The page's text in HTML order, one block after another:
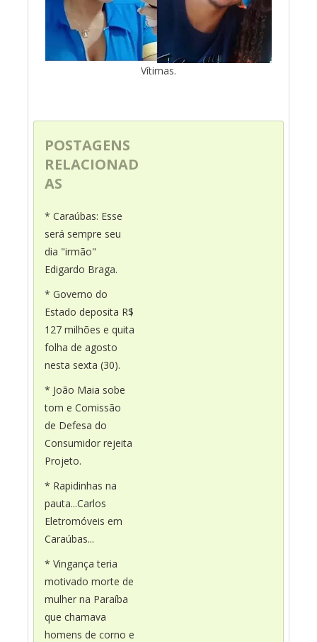
Vítimas.
POSTAGENS
RELACIONAD
AS
* Caraúbas: Esse
será sempre seu
dia "irmão"
Edigardo Braga.
* Governo do
Estado deposita R$
127 milhões e quita
folha de agosto
nesta sexta (30).
* João Maia sobe
tom e Comissão
de Defesa do
Consumidor rejeita
Projeto.
* Rapidinhas na
pauta...Carlos
Eletromóveis em
Caraúbas...
* Vingança teria
motivado morte de
mulher na Paraíba
que chamava
homens de corno e